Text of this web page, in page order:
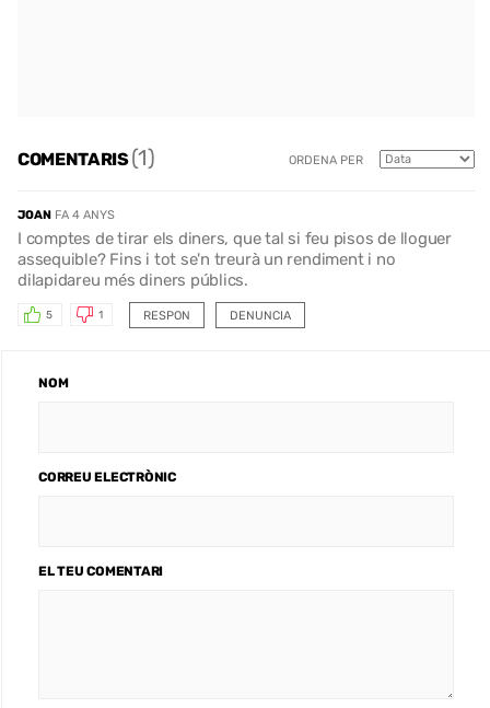
COMENTARIS(1) ORDENA PER
JOAN FA 4 ANYS
I comptes de tirar els diners, que tal si feu pisos de lloguer
assequible? Fins i tot se'n treurà un rendiment i no
dilapidareu més diners públics.
RESPON
5 1 DENUNCIA
NOM
CORREU ELECTRÒNIC
EL TEU COMENTARI